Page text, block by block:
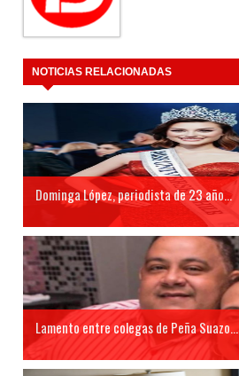
NOTICIAS RELACIONADAS
Dominga López, periodista de 23 año...
Lamento entre colegas de Peña Suazo...